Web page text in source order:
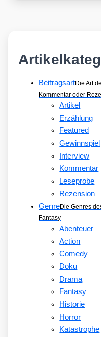
BeitragsartDie Art
Kommentar oder
Artikel
Erzählung
Featured
Gewinnspiel
Interview
Kommentar
Leseprobe
Rezension
GenreDie Genres
Fantasy
Abenteuer
Action
Comedy
Doku
Drama
Fantasy
Historie
Horror
Katastrophe